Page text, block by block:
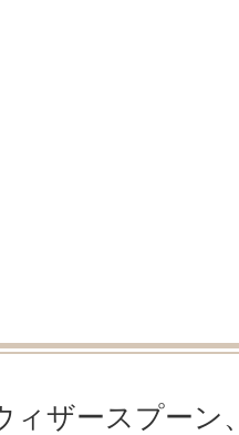
ィザースプーン